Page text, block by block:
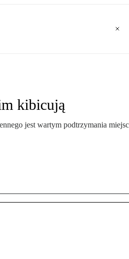
kibicują
jest wartym podtrzymania